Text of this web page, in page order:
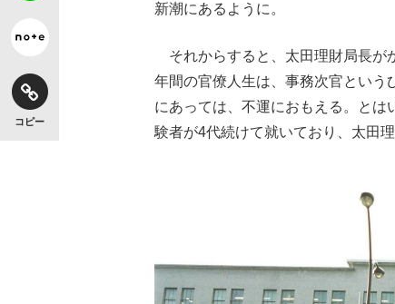
コピー
新潮にあるように。
それからすると、太田理財局長が
年間の官僚人生は、事務次官という
にあっては、不運におもえる。と
験者が4代続けて就いており、太田